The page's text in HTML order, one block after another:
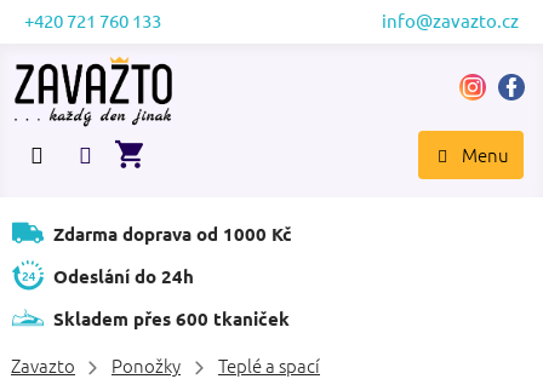
Přejít
obsah
+420 721 760 133 info@zavazto.cz
NÁKUPNÍ
Zdarma doprava od 1000 Kč
Odeslání do 24h
Skladem přes 600 tkaniček
Zavazto Ponožky Teplé a spací